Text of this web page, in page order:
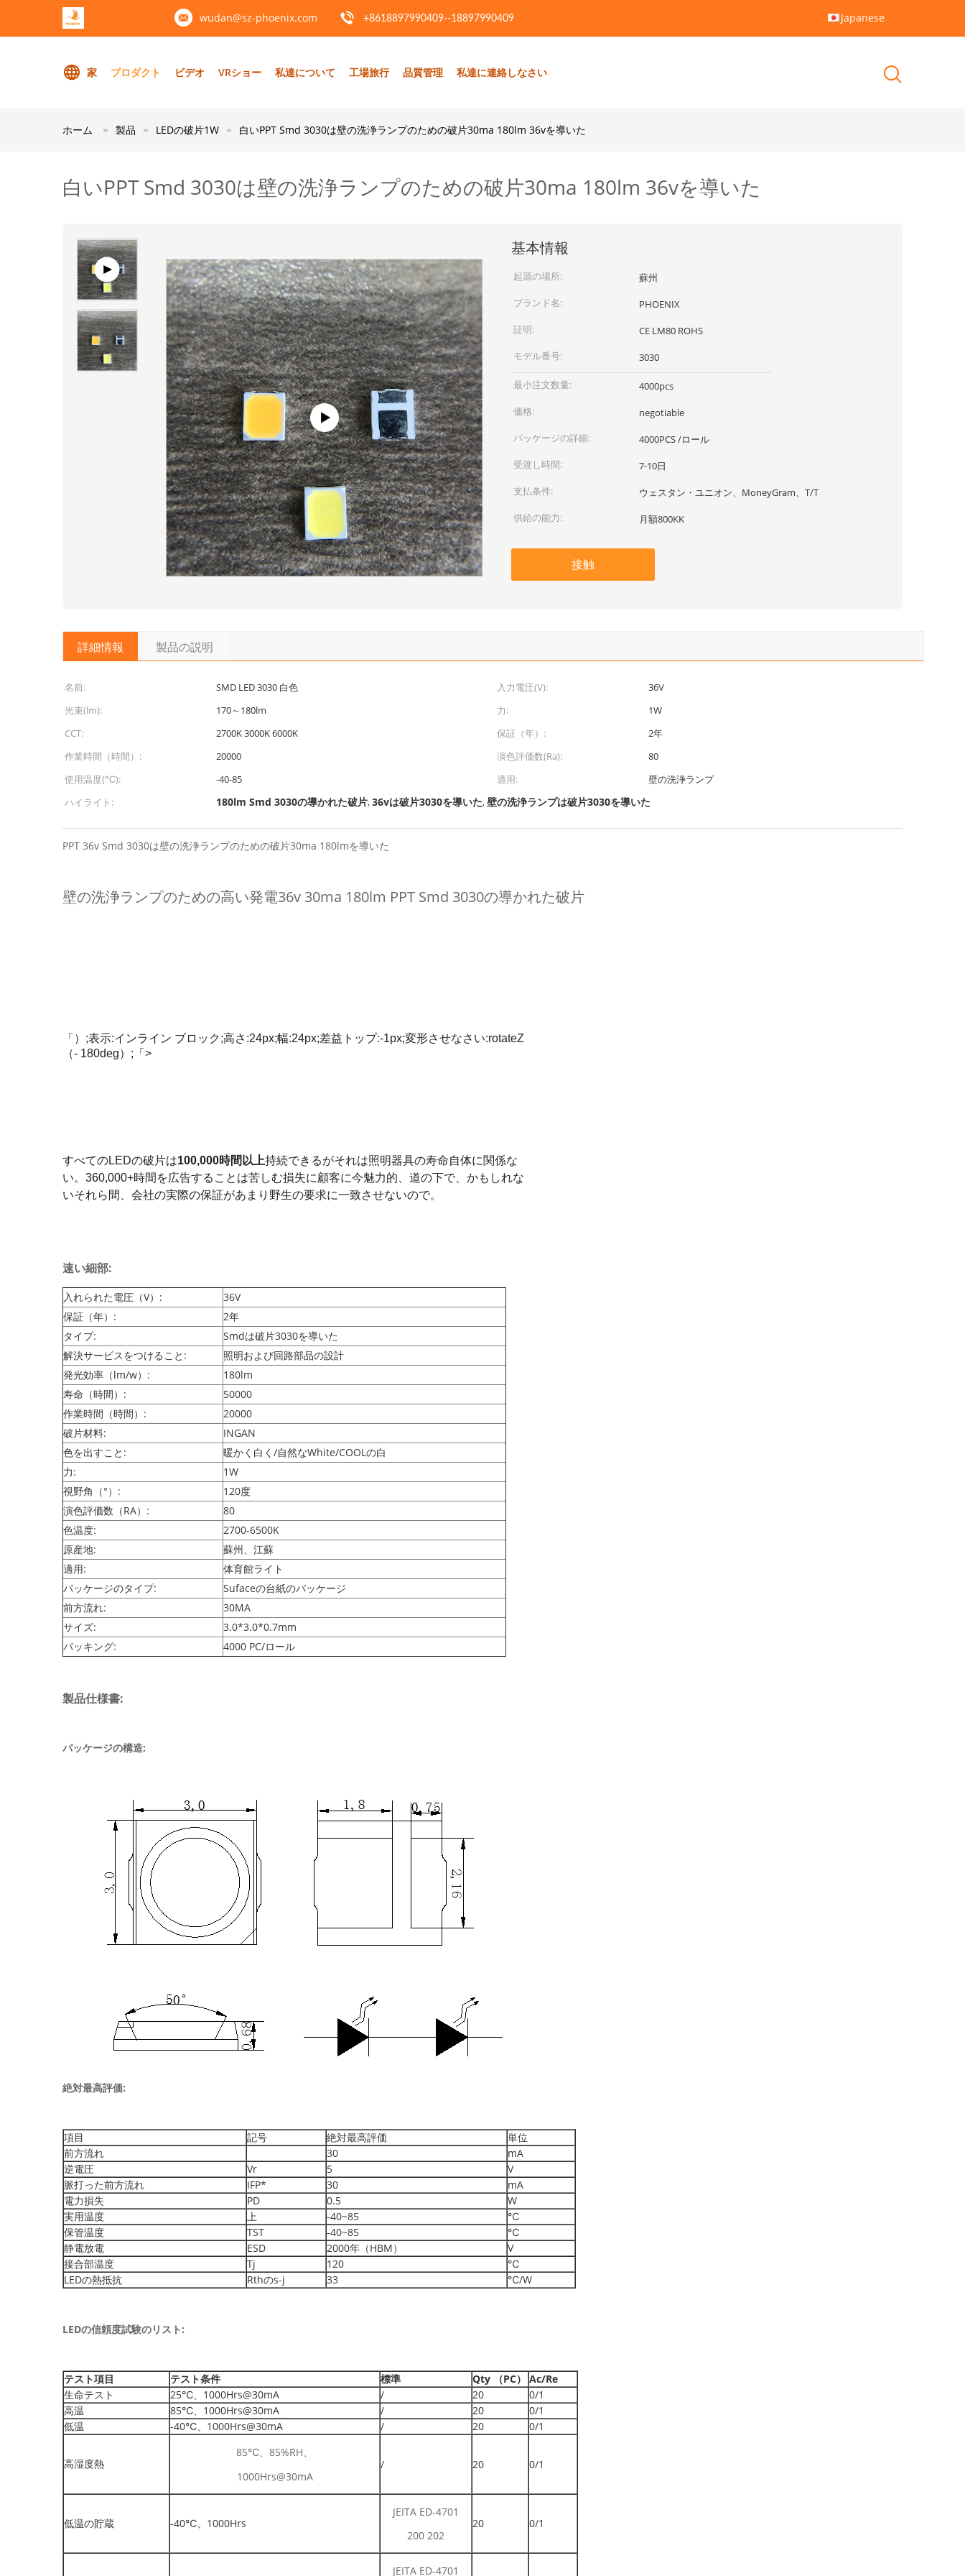
wudan@sz-phoenix.com +8618897990409--18897990409 Japanese
家 プロダクト ビデオ VRショー 私達について 工場旅行 品質管理 私達に連絡しなさい
ホーム 製品 LEDの破片1W 白いPPT Smd 3030は壁の洗浄ランプのための破片30ma 180lm 36vを導いた
白いPPT Smd 3030は壁の洗浄ランプのための破片30ma 180lm 36vを導いた
基本情報
起源の場所:
蘇州
ブランド名:
PHOENIX
証明:
CE LM80 ROHS
モデル番号:
3030
最小注文数量:
4000pcs
価格:
negotiable
パッケージの詳細:
4000PCS /ロール
受渡し時間:
7-10日
支払条件:
ウェスタン・ユニオン、MoneyGram、T/T
供給の能力:
月額800KK
接触
詳細情報 製品の説明
名前: SMD LED 3030 白色 入力電圧(V):
36V
光束(lm):
170～180lm 力:
1W
CCT:
2700K 3000K 6000K 保証（年）:
2年
作業時間（時間）:
20000 演色評価数(Ra):
80
使用温度(℃):
-40-85 適用:
壁の洗浄ランプ
ハイライト:
180lm Smd 3030の導かれた破片,36vは破片3030を導いた,壁の洗浄ランプは破片3030を導いた
PPT 36v Smd 3030は壁の洗浄ランプのための破片30ma 180lmを導いた
壁の洗浄ランプのための高い発電36v 30ma 180lm PPT Smd 3030の導かれた破片
る
「）;表示:インライン ブロック;高さ:24px;幅:24px;差益トップ:-1px;変形させなさい:rotateZ
（- 180deg）;「>
すべてのLEDの破片は100,000時間以上持続できるがそれは照明器具の寿命自体に関係な
い。360,000+時間を広告することは苦しむ損失に顧客に今魅力的、道の下で、かもしれな
いそれら間、会社の実際の保証があまり野生の要求に一致させないので。
速い細部:
入れられた電圧（V）:
36V
保証（年）:
2年
タイプ:
Smdは破片3030を導いた
解決サービスをつけること:
照明および回路部品の設計
発光効率（lm/w）:
180lm
寿命（時間）:
50000
作業時間（時間）:
20000
破片材料:
INGAN
色を出すこと:
暖かく白く/自然なWhite/COOLの白
力:
1W
視野角（°）:
120度
演色評価数（RA）:
80
色温度:
2700-6500K
原産地:
蘇州、江蘇
適用:
体育館ライト
パッケージのタイプ:
Sufaceの台紙のパッケージ
前方流れ:
30MA
サイズ:
3.0*3.0*0.7mm
パッキング:
4000 PC/ロール
製品仕様書:
パッケージの構造:
絶対最高評価:
項目 記号 絶対最高評価
単位
前方流れ
30
mA
逆電圧
Vr 5
V
脈打った前方流れ
IFP* 30
mA
電力損失
PD 0.5
W
実用温度
上 -40~85
℃
保管温度
TST -40~85
℃
静電放電
ESD 2000年（HBM）
V
接合部温度
Tj 120
℃
LEDの熱抵抗
Rthのs-j 33 ℃/W
LEDの信頼度試験のリスト:
テスト項目 テスト条件 標準 Qty （PC）
Ac/Re
生命テスト
25℃、1000Hrs@30mA / 20
0/1
高温
85℃、1000Hrs@30mA / 20
0/1
低温
-40℃、1000Hrs@30mA / 20 0/1
高湿度熱
85℃、85%RH、
1000Hrs@30mA
/ 20 0/1
低温の貯蔵 -40℃、1000Hrs
JEITA ED-4701
200 202
20 0/1
JEITA ED-4701